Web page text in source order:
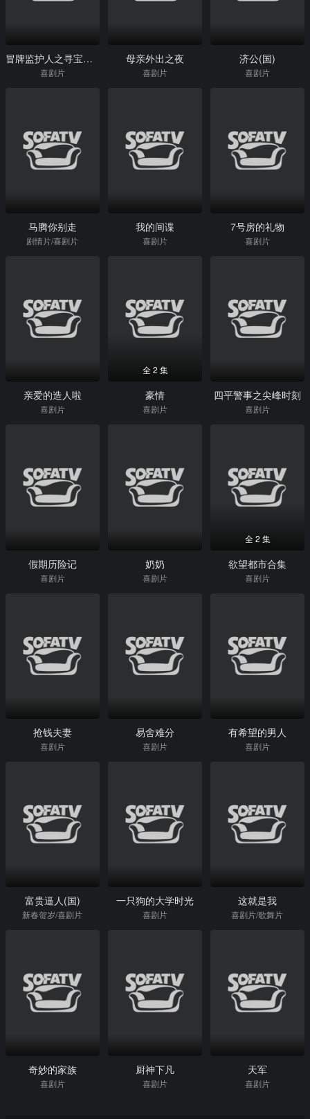
冒牌监护人之寻宝闹翻天
喜剧片
母亲外出之夜
喜剧片
济公(国)
喜剧片
马腾你别走
剧情片/喜剧片
我的间谍
喜剧片
7号房的礼物
喜剧片
亲爱的造人啦
喜剧片
全 2 集
豪情
喜剧片
四平警事之尖峰时刻
喜剧片
假期历险记
喜剧片
奶奶
喜剧片
全 2 集
欲望都市合集
喜剧片
抢钱夫妻
喜剧片
易舍难分
喜剧片
有希望的男人
喜剧片
富贵逼人(国)
新春贺岁/喜剧片
一只狗的大学时光
喜剧片
这就是我
喜剧片/歌舞片
奇妙的家族
喜剧片
厨神下凡
喜剧片
天军
喜剧片